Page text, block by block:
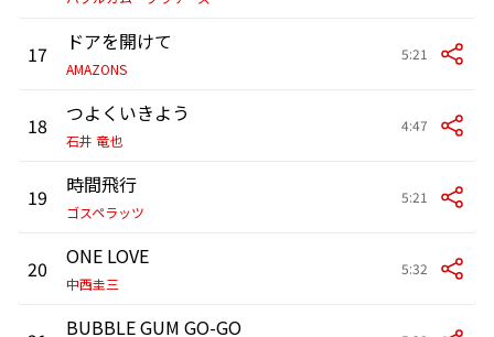
17 ドアを開けて
AMAZONS
5:21
18 つよくいきよう
石井 竜也
4:47
19 時間飛行
ゴスペラッツ
5:21
20 ONE LOVE
中西圭三
5:32
BUBBLE GUM GO-GO